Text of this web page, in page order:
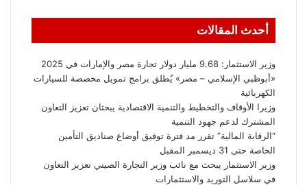
أحدث المقالات
وزير الاستثمار: 9.68 مليار دولار تجارة مصر والإمارات في 2025
«أبوظبي الإسلامي – مصر» يُطلق برامج تمويل مخصصة للسيارات
الكهربائية
وزيرا الأوقاف والتخطيط والتنمية الاقتصادية يبحثان تعزيز التعاون
المشترك لدعم جهود التنمية
“الرقابة المالية” تقرر مد فترة توفيق أوضاع صناديق التأمين
الخاصة حتى 31 ديسمبر المقبل
وزير الاستثمار يبحث مع نائب وزير التجارة الصيني تعزيز التعاون
في سلاسل التوريد والاستثمارات